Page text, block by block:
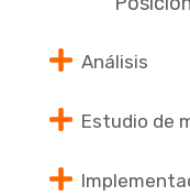
Análisis
Estudio de